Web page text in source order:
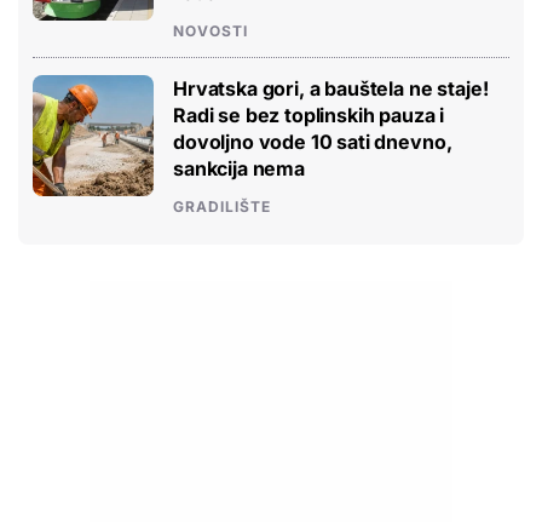
NOVOSTI
Hrvatska gori, a bauštela ne staje!
Radi se bez toplinskih pauza i
dovoljno vode 10 sati dnevno,
sankcija nema
GRADILIŠTE